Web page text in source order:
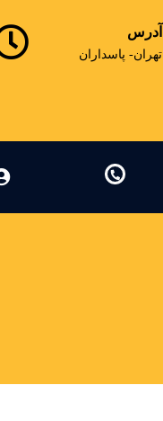
آدرس
تهران- پاسداران